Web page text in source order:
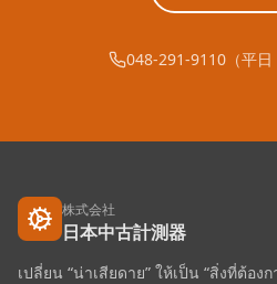
048-291-9110（平日
株式会社
日本中古計測器
เปลี่ยน “น่าเสียดาย” ให้เป็น “สิ่งที่ต้อ